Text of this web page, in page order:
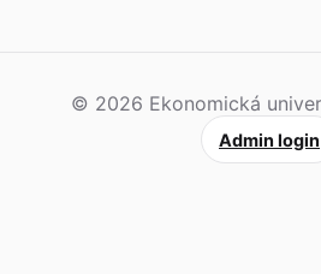
© 2026 Ekonomická
Admin login